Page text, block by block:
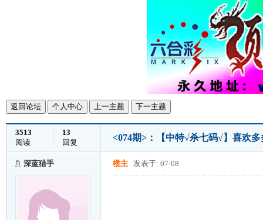
返回论坛 个人中心 上一主题 下一主题
3513
阅读
13
回复
<074期>：【中特√杀七码√】喜欢
深蓝猎手 楼主 发表于: 07-08